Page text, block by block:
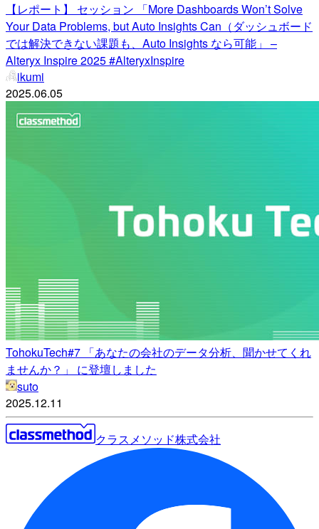
【レポート】 セッション 「More Dashboards Won’t Solve
Your Data Problems, but Auto Insights Can（ダッシュボード
では解決できない課題も、Auto Insights なら可能」 –
Alteryx Inspire 2025 #AlteryxInspire
ikumi
2025.06.05
TohokuTech#7 「あなたの会社のデータ分析、聞かせてくれ
ませんか？」 に登壇しました
suto
2025.12.11
クラスメソッド株式会社